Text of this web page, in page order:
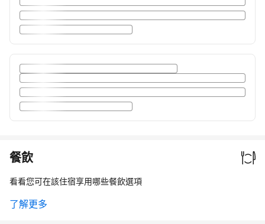
餐飲
看看您可在該住宿享用哪些餐飲選項
了解更多